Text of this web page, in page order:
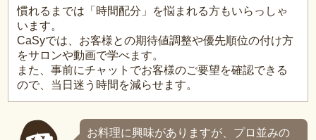
慣れるまでは「時間配分」を悩まれる方もいらっしゃ
います。
CaSyでは、お客様との期待値調整や優先順位の付け方
をサロンや動画で学べます。
また、事前にチャットでお客様のご要望を確認できる
ので、当日迷う時間を減らせます。
お料理に興味がありますが、プロ並みの